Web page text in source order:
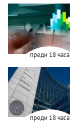
преди 18 часа
преди 18 часа